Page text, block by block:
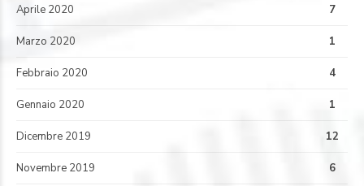
Aprile 2020 7
Marzo 2020 1
Febbraio 2020 4
Gennaio 2020 1
Dicembre 2019 12
Novembre 2019 6